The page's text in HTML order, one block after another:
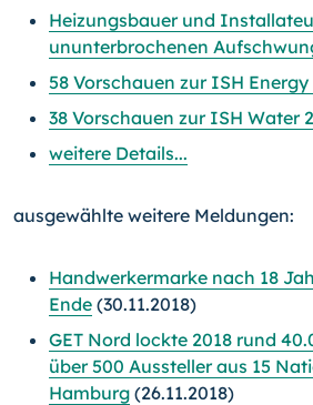
Heizungsbauer und
ununterbrochenen
58 Vorschauen zur ISH Energy
38 Vorschauen zur ISH Water
weitere Details...
ausgewählte weitere Meldungen:
Handwerkermarke nach 18
Ende (30.11.2018)
GET Nord lockte 2018 rund
über 500 Aussteller aus 15
Hamburg (26.11.2018)